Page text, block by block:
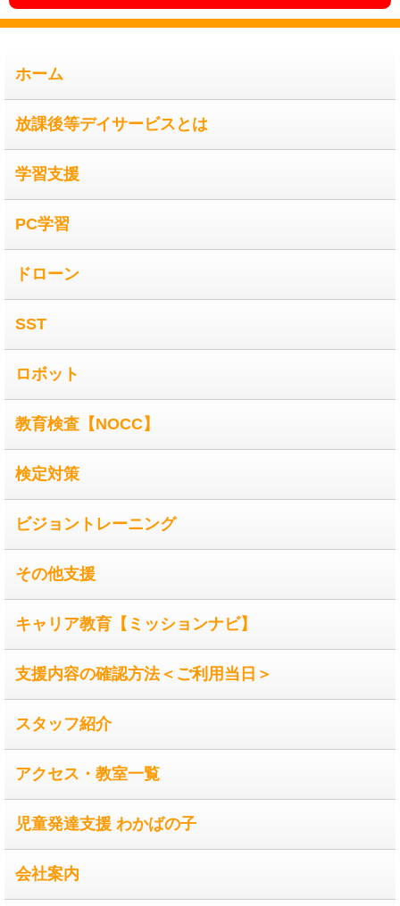
ホーム
放課後等デイサービスとは
学習支援
PC学習
ドローン
SST
ロボット
教育検査【NOCC】
検定対策
ビジョントレーニング
その他支援
キャリア教育【ミッションナビ】
支援内容の確認方法＜ご利用当日＞
スタッフ紹介
アクセス・教室一覧
児童発達支援 わかばの子
会社案内